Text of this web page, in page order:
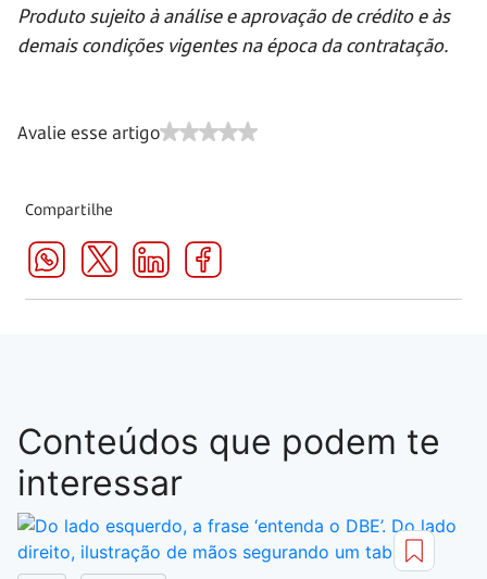
Produto sujeito à análise e aprovação de crédito e às
demais condições vigentes na época da contratação.
Avalie esse artigo
Compartilhe
Conteúdos que podem te
interessar